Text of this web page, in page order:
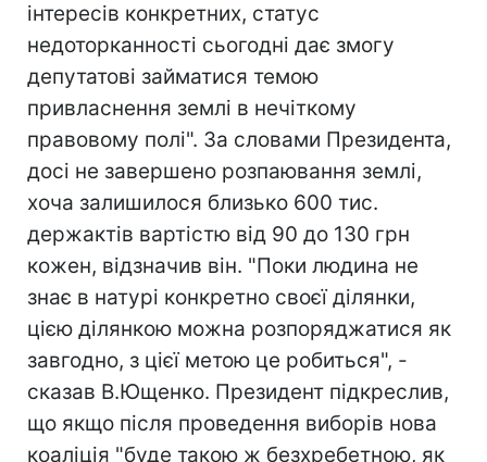
інтересів конкретних, статус
недоторканності сьогодні дає змогу
депутатові займатися темою
привласнення землі в нечіткому
правовому полі". За словами Президента,
досі не завершено розпаювання землі,
хоча залишилося близько 600 тис.
держактів вартістю від 90 до 130 грн
кожен, відзначив він. "Поки людина не
знає в натурі конкретно своєї ділянки,
цією ділянкою можна розпоряджатися як
завгодно, з цієї метою це робиться", -
сказав В.Ющенко. Президент підкреслив,
що якщо після проведення виборів нова
коаліція "буде такою ж безхребетною, як